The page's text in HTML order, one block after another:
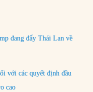
đang đẩy Thái Lan về
với các quyết định đầu
cao